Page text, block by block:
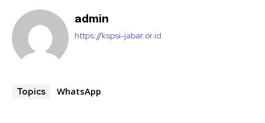
admin
https://kspsi-jabar.or.id
Topics WhatsApp